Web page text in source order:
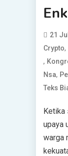
21
Crypto,
,
Nsa,
Teks
Ketika
upaya
warga